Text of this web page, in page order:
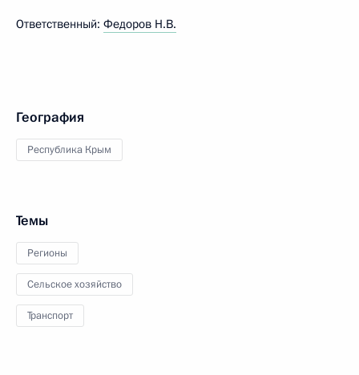
Ответственный: Федоров Н.В.
География
Республика Крым
Темы
Регионы
Сельское хозяйство
Транспорт